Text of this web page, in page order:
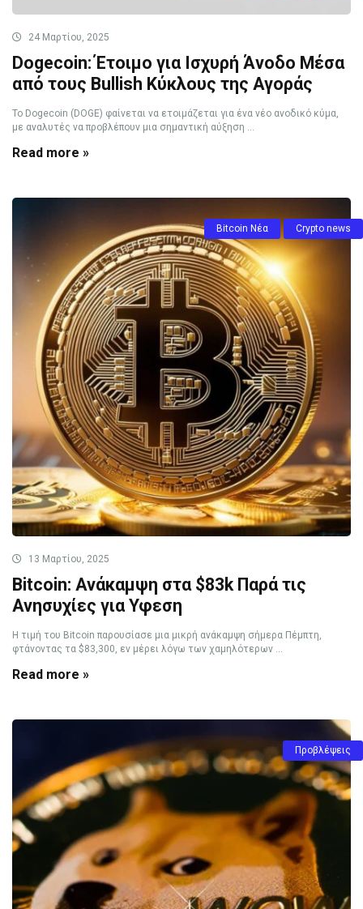
24 Μαρτίου, 2025
Dogecoin: Έτοιμο για Ισχυρή Άνοδο Μέσα
από τους Bullish Κύκλους της Αγοράς
Το Dogecoin (DOGE) φαίνεται να ετοιμάζεται για ένα νέο ανοδικό κύμα,
με αναλυτές να προβλέπουν μια σημαντική αύξηση ...
Read more »
Bitcoin Νέα Crypto news
13 Μαρτίου, 2025
Bitcoin: Ανάκαμψη στα $83k Παρά τις
Ανησυχίες για Υφεση
Η τιμή του Bitcoin παρουσίασε μια μικρή ανάκαμψη σήμερα Πέμπτη,
φτάνοντας τα $83,300, εν μέρει λόγω των χαμηλότερων ...
Read more »
Προβλέψεις